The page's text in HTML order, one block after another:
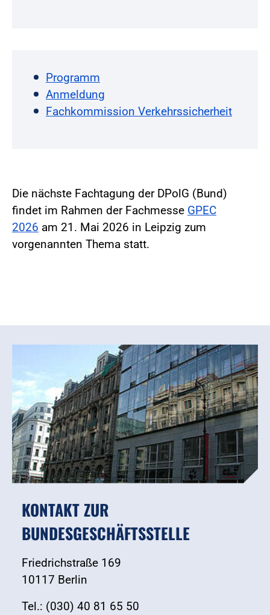
Programm
Anmeldung
Fachkommission Verkehrssicherheit
Die nächste Fachtagung der DPolG (Bund)
findet im Rahmen der Fachmesse GPEC
2026 am 21. Mai 2026 in Leipzig zum
vorgenannten Thema statt.
KONTAKT ZUR
BUNDESGESCHÄFTSSTELLE
Friedrichstraße 169
10117 Berlin
Tel.: (030) 40 81 65 50